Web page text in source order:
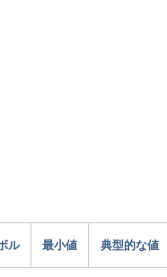
ル 最小値 典型的な値